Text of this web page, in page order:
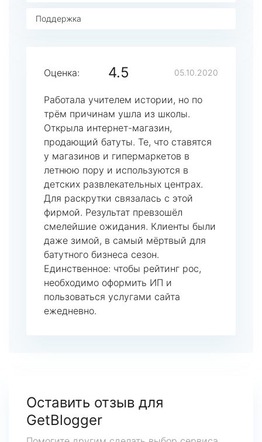
Поддержка
Оценка: 4.5 05.10.2020
Работала учителем истории, но по
трём причинам ушла из школы.
Открыла интернет-магазин,
продающий батуты. Те, что ставятся
у магазинов и гипермаркетов в
летнюю пору и используются в
детских развлекательных центрах.
Для раскрутки связалась с этой
фирмой. Результат превзошёл
смелейшие ожидания. Клиенты были
даже зимой, в самый мёртвый для
батутного бизнеса сезон.
Единственное: чтобы рейтинг рос,
необходимо оформить ИП и
пользоваться услугами сайта
ежедневно.
Оставить отзыв для
GetBlogger